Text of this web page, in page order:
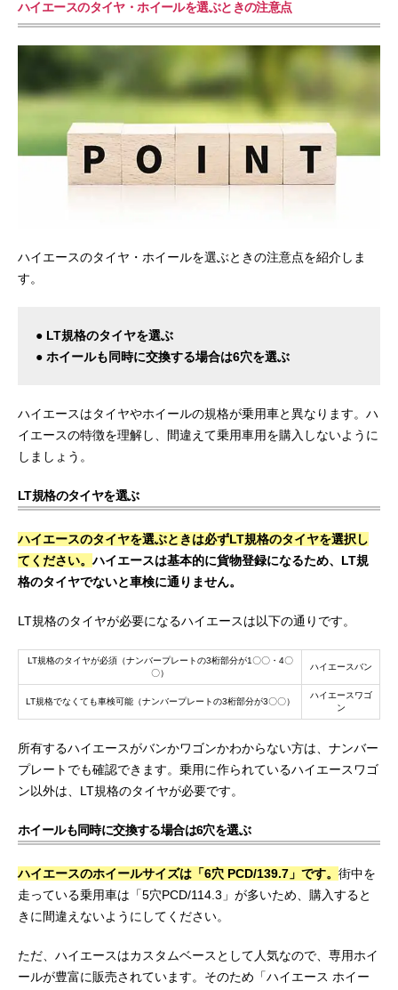
ハイエースのタイヤ・ホイールを選ぶときの注意点
ハイエースのタイヤ・ホイールを選ぶときの注意点を紹介しま
す。
● LT規格のタイヤを選ぶ
● ホイールも同時に交換する場合は6穴を選ぶ
ハイエースはタイヤやホイールの規格が乗用車と異なります。ハ
イエースの特徴を理解し、間違えて乗用車用を購入しないように
しましょう。
LT規格のタイヤを選ぶ
ハイエースのタイヤを選ぶときは必ずLT規格のタイヤを選択し
てください。ハイエースは基本的に貨物登録になるため、LT規
格のタイヤでないと車検に通りません。
LT規格のタイヤが必要になるハイエースは以下の通りです。
LT規格のタイヤが必須（ナンバープレートの3桁部分が1〇〇・4〇
〇）
ハイエースバン
LT規格でなくても車検可能（ナンバープレートの3桁部分が3〇〇）
ハイエースワゴ
ン
所有するハイエースがバンかワゴンかわからない方は、ナンバー
プレートでも確認できます。乗用に作られているハイエースワゴ
ン以外は、LT規格のタイヤが必要です。
ホイールも同時に交換する場合は6穴を選ぶ
ハイエースのホイールサイズは「6穴 PCD/139.7」です。 街中を
走っている乗用車は「5穴PCD/114.3」が多いため、購入すると
きに間違えないようにしてください。
ただ、ハイエースはカスタムベースとして人気なので、専用ホイ
ールが豊富に販売されています。そのため「ハイエース ホイー